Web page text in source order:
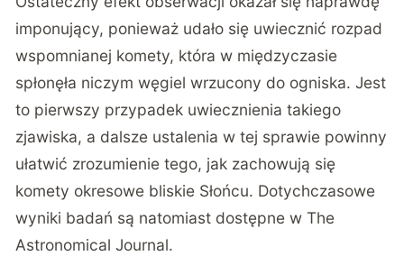
imponujący, ponieważ udało się uwiecznić rozpad
wspomnianej komety, która w międzyczasie
spłonęła niczym węgiel wrzucony do ogniska. Jest
to pierwszy przypadek uwiecznienia takiego
zjawiska, a dalsze ustalenia w tej sprawie powinny
ułatwić zrozumienie tego, jak zachowują się
komety okresowe bliskie Słońcu. Dotychczasowe
wyniki badań są natomiast dostępne wThe
Astronomical Journal.